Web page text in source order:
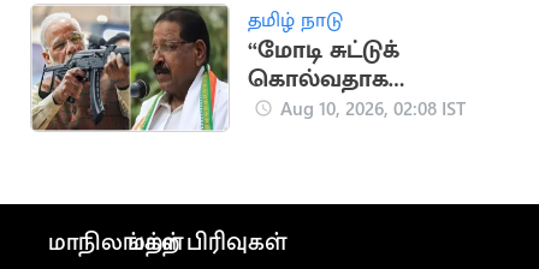
தமிழ் நாடு
“மோடி சுட்டுக்
கொல்வதாக
மிரட்டினாலும்
காங். எம்.பி.
Aug 10, 2026, 02:08 IST
மாநிலங்கள்மற்ற பிரிவுகள்